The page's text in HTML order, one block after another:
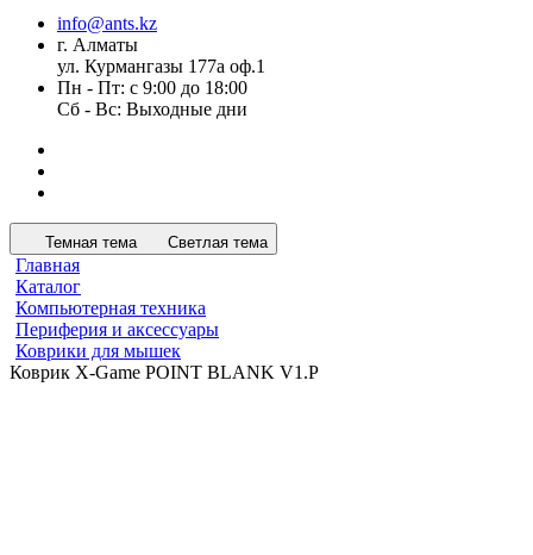
info@ants.kz
г. Алматы
ул. Курмангазы 177а оф.1
Пн - Пт: с 9:00 до 18:00
Сб - Вс: Выходные дни
Темная тема Светлая тема
Главная
Каталог
Компьютерная техника
Периферия и аксессуары
Коврики для мышек
Коврик X-Game POINT BLANK V1.P